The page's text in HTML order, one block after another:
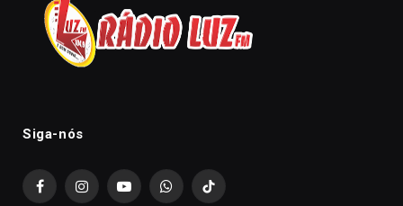
Siga-nós
FacebookInstagramYouTubeWhatsAppTikTok